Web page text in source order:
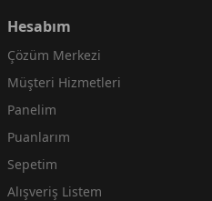
Hesabım
Çözüm Merkezi
Müşteri Hizmetleri
Panelim
Puanlarım
Sepetim
Alışveriş Listem